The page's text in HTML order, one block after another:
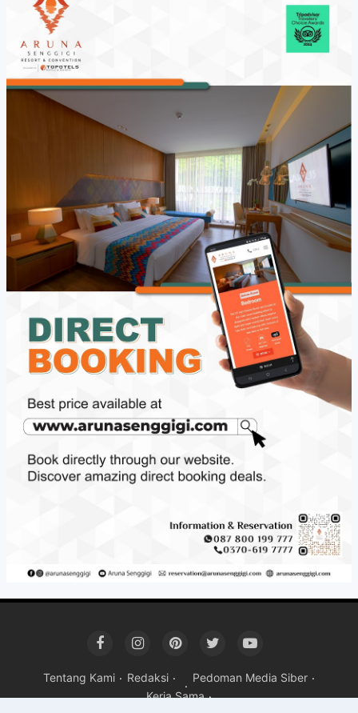
Tentang Kami Redaksi
Pedoman Media Siber
Kerja Sama